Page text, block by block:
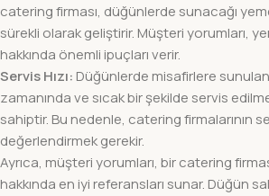
catering firması, düğünlerde sunacağı
sürekli olarak geliştirir. Müşteri yorumları,
hakkında önemli ipuçları verir.
Servis Hızı: Düğünlerde misafirlere
zamanında ve sıcak bir şekilde servis
sahiptir. Bu nedenle, catering firmalarının
değerlendirmek gerekir.
Ayrıca, müşteri yorumları, bir catering
hakkında en iyi referansları sunar. Düğün